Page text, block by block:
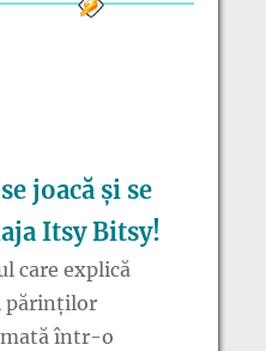
joacă și se
Itsy Bitsy!
care explică
părinților
într-o